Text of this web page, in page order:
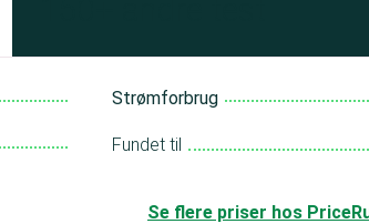
Strømforbrug
Fundet til
Se flere priser hos